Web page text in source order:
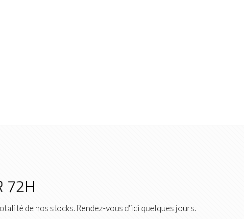
72H
de nos stocks. Rendez-vous d'ici quelques jours.